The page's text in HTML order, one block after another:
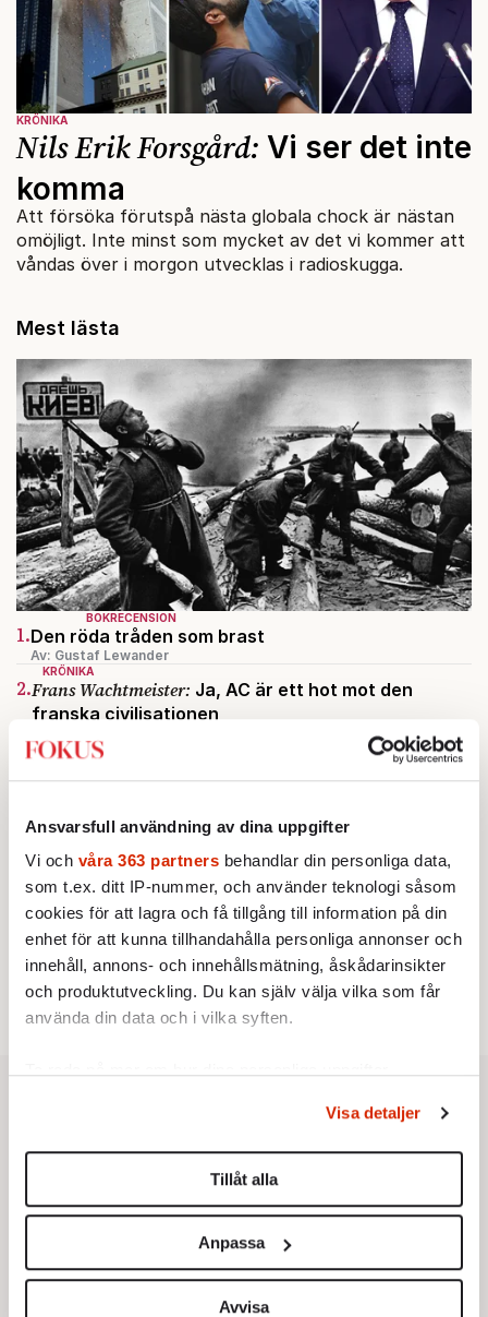
Ansvarsfull användning av dina uppgifter
Vi och våra 363 partners behandlar din personliga data,
som t.ex. ditt IP-nummer, och använder teknologi såsom
cookies för att lagra och få tillgång till information på din
enhet för att kunna tillhandahålla personliga annonser och
innehåll, annons- och innehållsmätning, åskådarinsikter
och produktutveckling. Du kan själv välja vilka som får
använda din data och i vilka syften.
Du kan ändra eller dra tillbaka ditt samtycke när som
helst från cookie-förklaringen.
Vi använder enhetsidentifierare för att anpassa innehållet
för sociala medier och analysera vår trafik. Vi
vidarebefordrar även sådana identifierare och annan
information från din enhet till de sociala medier och
Visa detaljer
Tillåt alla
Anpassa
Avvisa
KRÖNIKA
Nils Erik Forsgård: Vi ser det inte
komma
Att försöka förutspå nästa globala chock är nästan
omöjligt. Inte minst som mycket av det vi kommer att
våndas över i morgon utvecklas i radioskugga.
Mest lästa
BOKRECENSION
1.Den röda tråden som brast
Av: Gustaf Lewander
KRÖNIKA
2.Frans Wachtmeister: Ja, AC är ett hot mot den
franska civilisationen
3.Nina Lekander:
På ”Kommunisthögskolan” drömde
alla om att vara arbetarklass
ursprungsbefolkningen i Filipstad
INRIKES
5. Vattenbristen är här – men var femte liter läcker
Av: Susanne Gäre
KRÖNIKA
6. Sakine Madon:
Efter islamistdådet oroar sig
vänstern för Agnes Wold